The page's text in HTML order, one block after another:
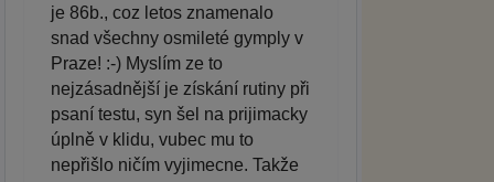
je 86b., coz letos znamenalo
snad všechny osmileté gymply v
Praze! :-) Myslím ze to
nejzásadnější je získání rutiny při
psaní testu, syn šel na prijimacky
úplně v klidu, vubec mu to
nepřišlo ničím vyjimecne. Takže